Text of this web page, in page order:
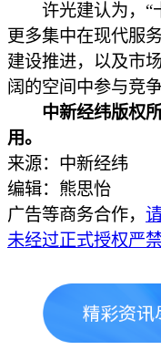
许光建认为，“十
更多集中在现代服
建设推进，以及市
阔的空间中参与竞
中新经纬版权
用。
来源：中新经纬
编辑：熊思怡
广告等商务合作，
未经过正式授权严